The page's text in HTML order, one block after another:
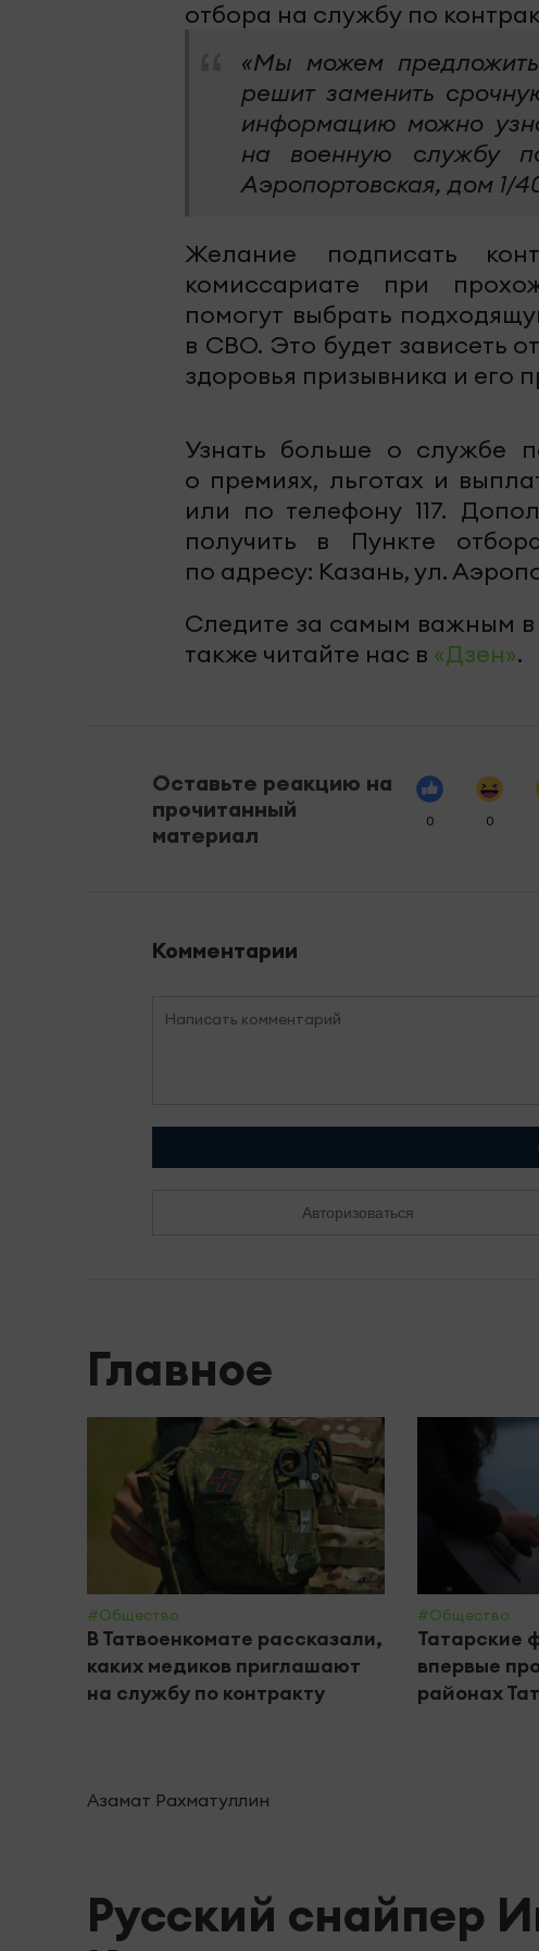
отбора на службу по
«Мы можем
решит заменить
информацию можно
на военную службу
Аэропортовская, дом 1/
Желание подписать
комиссариате при
помогут выбрать
в СВО. Это будет зависеть
здоровья призывника и его
Узнать больше о службе
о премиях, льготах и
или по телефону 117.
получить в Пункте
по адресу: Казань, ул.
Следите за самым важным в
также читайте нас в «Дзен».
Оставьте реакцию на
прочитанный
материал
0 0
Комментарии
Авторизоваться
Главное
#Общество
В Татвоенкомате рассказали,
каких медиков приглашают
на службу по контракту
#Общество
Татарские
впервые
районах
Азамат Рахматуллин
Русский снайпер